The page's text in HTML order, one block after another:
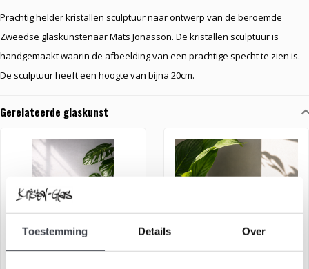
Toestemming Details Over
Prachtig helder kristallen sculptuur naar ontwerp van de beroemde
Zweedse glaskunstenaar Mats Jonasson. De kristallen sculptuur is
handgemaakt waarin de afbeelding van een prachtige specht te zien is.
De sculptuur heeft een hoogte van bijna 20cm.
Gerelateerde glaskunst